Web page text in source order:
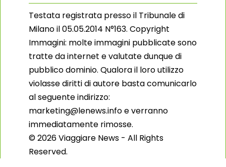
Testata registrata presso il Tribunale di
Milano il 05.05.2014 N°163. Copyright
Immagini: molte immagini pubblicate sono
tratte da internet e valutate dunque di
pubblico dominio. Qualora il loro utilizzo
violasse diritti di autore basta comunicarlo
al seguente indirizzo:
marketing@lenews.info e verranno
immediatamente rimosse.
© 2026 Viaggiare News - All Rights
Reserved.